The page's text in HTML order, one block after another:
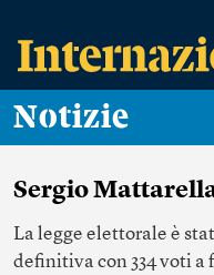
Notizie
Sergio
La legge elettorale è
definitiva con 334 voti a